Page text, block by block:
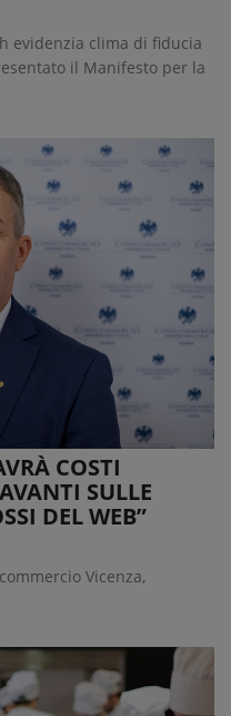
evidenzia clima di fiducia
il Manifesto per la
COSTI
SULLE
DEL WEB”
Vicenza,